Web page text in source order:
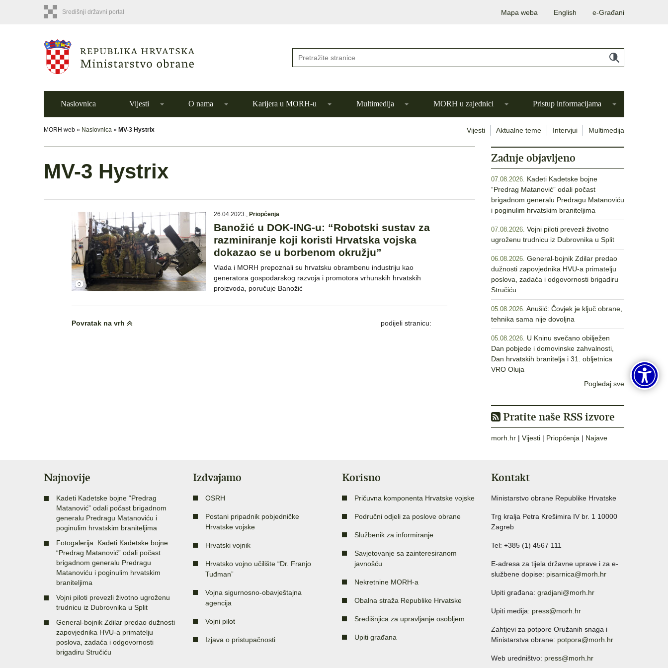
Središnji državni portal Mapa weba English e-Građani
Naslovnica Vijesti O nama Karijera u MORH-u Multimedija MORH u zajednici Pristup informacijama
MORH web » Naslovnica » MV-3 Hystrix Vijesti Aktualne teme Intervjui Multimedija
MV-3 Hystrix
26.04.2023., Priopćenja
Banožić u DOK-ING-u: “Robotski sustav za
razminiranje koji koristi Hrvatska vojska
dokazao se u borbenom okružju”
Vlada i MORH prepoznali su hrvatsku obrambenu industriju kao
generatora gospodarskog razvoja i promotora vrhunskih hrvatskih
proizvoda, poručuje Banožić
Povratak na vrh podijeli stranicu:
Zadnje objavljeno
07.08.2026. Kadeti Kadetske bojne
“Predrag Matanović” odali počast
brigadnom generalu Predragu Matanoviću
i poginulim hrvatskim braniteljima
07.08.2026. Vojni piloti prevezli životno
ugroženu trudnicu iz Dubrovnika u Split
06.08.2026. General-bojnik Zdilar predao
dužnosti zapovjednika HVU-a primatelju
poslova, zadaća i odgovornosti brigadiru
Stručiću
05.08.2026. Anušić: Čovjek je ključ obrane,
tehnika sama nije dovoljna
05.08.2026. U Kninu svečano obilježen
Dan pobjede i domovinske zahvalnosti,
Dan hrvatskih branitelja i 31. obljetnica
VRO Oluja
Pogledaj sve
Pratite naše RSS izvore
morh.hr | Vijesti | Priopćenja | Najave
Najnovije
Kadeti Kadetske bojne “Predrag
Matanović” odali počast brigadnom
generalu Predragu Matanoviću i
poginulim hrvatskim braniteljima
Fotogalerija: Kadeti Kadetske bojne
“Predrag Matanović” odali počast
brigadnom generalu Predragu
Matanoviću i poginulim hrvatskim
braniteljima
Vojni piloti prevezli životno ugroženu
trudnicu iz Dubrovnika u Split
General-bojnik Zdilar predao dužnosti
zapovjednika HVU-a primatelju
poslova, zadaća i odgovornosti
brigadiru Stručiću
Izdvajamo
OSRH
Postani pripadnik pobjedničke
Hrvatske vojske
Hrvatski vojnik
Hrvatsko vojno učilište “Dr. Franjo
Tuđman”
Vojna sigurnosno-obavještajna
agencija
Vojni pilot
Izjava o pristupačnosti
Korisno
Pričuvna komponenta Hrvatske vojske
Područni odjeli za poslove obrane
Službenik za informiranje
Savjetovanje sa zainteresiranom
javnošću
Nekretnine MORH-a
Obalna straža Republike Hrvatske
Središnjica za upravljanje osobljem
Upiti građana
Kontakt
Ministarstvo obrane Republike Hrvatske
Trg kralja Petra Krešimira IV br. 1 10000
Zagreb
Tel: +385 (1) 4567 111
E-adresa za tijela državne uprave i za e-
službene dopise: pisarnica@morh.hr
Upiti građana: gradjani@morh.hr
Upiti medija: press@morh.hr
Zahtjevi za potpore Oružanih snaga i
Ministarstva obrane: potpora@morh.hr
Web uredništvo: press@morh.hr